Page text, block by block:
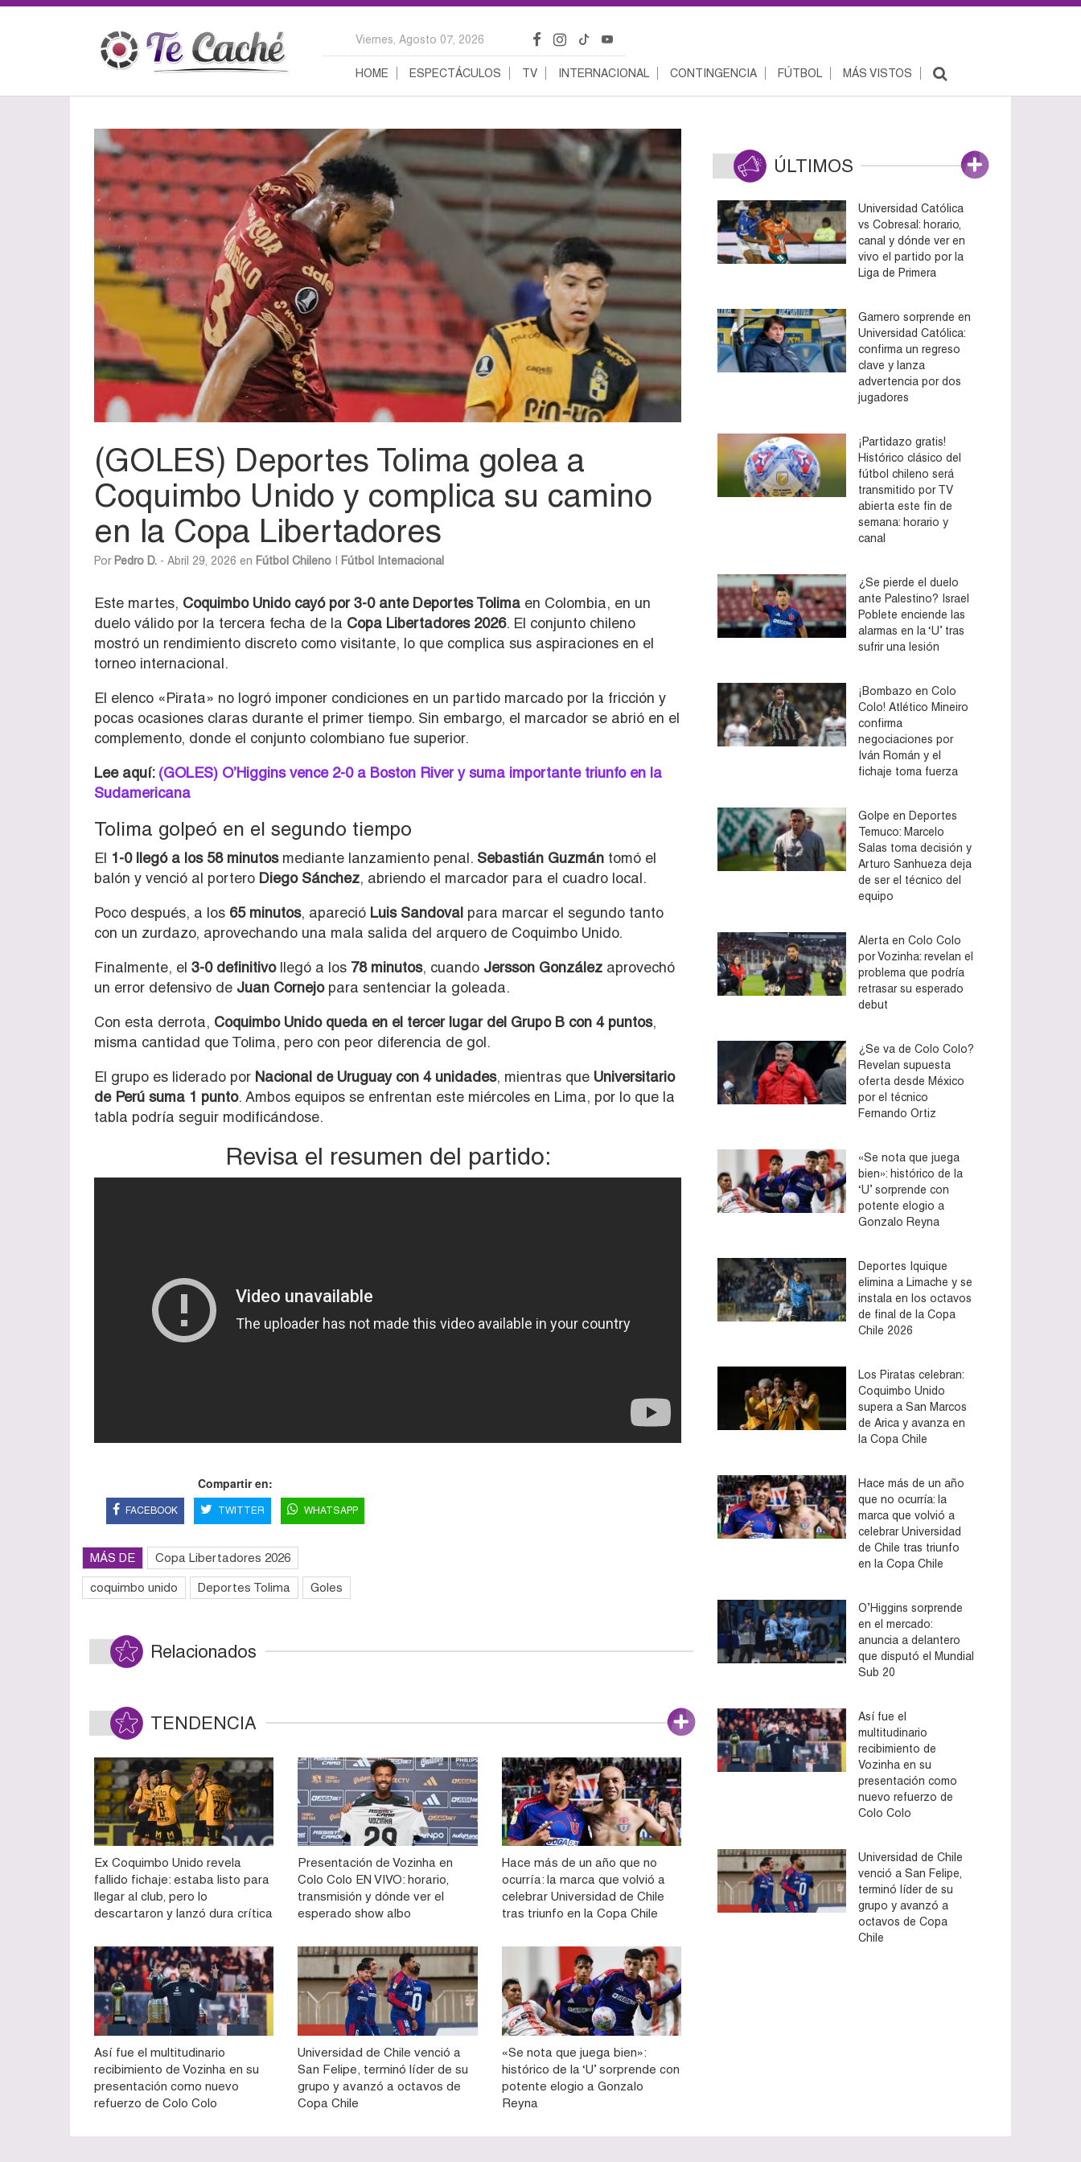
Viernes, Agosto 07, 2026
HOME ESPECTÁCULOS TV INTERNACIONAL CONTINGENCIA FÚTBOL MÁS VISTOS
(GOLES) Deportes Tolima golea a
Coquimbo Unido y complica su camino
en la Copa Libertadores
Por Pedro D. - Abril 29, 2026 en Fútbol Chileno Fútbol Internacional
Este martes, Coquimbo Unido cayó por 3-0 ante Deportes Tolima en Colombia, en un
duelo válido por la tercera fecha de la Copa Libertadores 2026. El conjunto chileno
mostró un rendimiento discreto como visitante, lo que complica sus aspiraciones en el
torneo internacional.
El elenco «Pirata» no logró imponer condiciones en un partido marcado por la fricción y
pocas ocasiones claras durante el primer tiempo. Sin embargo, el marcador se abrió en el
complemento, donde el conjunto colombiano fue superior.
Lee aquí: (GOLES) O’Higgins vence 2-0 a Boston River y suma importante triunfo en la
Sudamericana
Tolima golpeó en el segundo tiempo
El 1-0 llegó a los 58 minutosmediante lanzamiento penal. Sebastián Guzmán tomó el
balón y venció al portero Diego Sánchez, abriendo el marcador para el cuadro local.
Poco después, a los 65 minutos, apareció Luis Sandoval para marcar el segundo tanto
con un zurdazo, aprovechando una mala salida del arquero de Coquimbo Unido.
Finalmente, el 3-0 definitivollegó a los 78 minutos, cuando Jersson González aprovechó
un error defensivo de Juan Cornejopara sentenciar la goleada.
Con esta derrota, Coquimbo Unido queda en el tercer lugar del Grupo B con 4 puntos,
misma cantidad que Tolima, pero con peor diferencia de gol.
El grupo es liderado por Nacional de Uruguay con 4 unidades, mientras que Universitario
de Perú suma 1 punto. Ambos equipos se enfrentan este miércoles en Lima, por lo que la
tabla podría seguir modificándose.
Revisa el resumen del partido:
Compartir en:
FACEBOOK TWITTER WHATSAPP
MÁS DE Copa Libertadores 2026
coquimbo unido Deportes Tolima Goles
Relacionados
TENDENCIA
Ex Coquimbo Unido revela
fallido fichaje: estaba listo para
llegar al club, pero lo
descartaron y lanzó dura crítica
Presentación de Vozinha en
Colo Colo EN VIVO: horario,
transmisión y dónde ver el
esperado show albo
Hace más de un año que no
ocurría: la marca que volvió a
celebrar Universidad de Chile
tras triunfo en la Copa Chile
Así fue el multitudinario
recibimiento de Vozinha en su
presentación como nuevo
refuerzo de Colo Colo
Universidad de Chile venció a
San Felipe, terminó líder de su
grupo y avanzó a octavos de
Copa Chile
«Se nota que juega bien»:
histórico de la ‘U’ sorprende con
potente elogio a Gonzalo
Reyna
ÚLTIMOS
Universidad Católica
vs Cobresal: horario,
canal y dónde ver en
vivo el partido por la
Liga de Primera
Garnero sorprende en
Universidad Católica:
confirma un regreso
clave y lanza
advertencia por dos
jugadores
¡Partidazo gratis!
Histórico clásico del
fútbol chileno será
transmitido por TV
abierta este fin de
semana: horario y
canal
¿Se pierde el duelo
ante Palestino? Israel
Poblete enciende las
alarmas en la ‘U’ tras
sufrir una lesión
¡Bombazo en Colo
Colo! Atlético Mineiro
confirma
negociaciones por
Iván Román y el
fichaje toma fuerza
Golpe en Deportes
Temuco: Marcelo
Salas toma decisión y
Arturo Sanhueza deja
de ser el técnico del
equipo
Alerta en Colo Colo
por Vozinha: revelan el
problema que podría
retrasar su esperado
debut
¿Se va de Colo Colo?
Revelan supuesta
oferta desde México
por el técnico
Fernando Ortiz
«Se nota que juega
bien»: histórico de la
‘U’ sorprende con
potente elogio a
Gonzalo Reyna
Deportes Iquique
elimina a Limache y se
instala en los octavos
de final de la Copa
Chile 2026
Los Piratas celebran:
Coquimbo Unido
supera a San Marcos
de Arica y avanza en
la Copa Chile
Hace más de un año
que no ocurría: la
marca que volvió a
celebrar Universidad
de Chile tras triunfo
en la Copa Chile
O’Higgins sorprende
en el mercado:
anuncia a delantero
que disputó el Mundial
Sub 20
Así fue el
multitudinario
recibimiento de
Vozinha en su
presentación como
nuevo refuerzo de
Colo Colo
Universidad de Chile
venció a San Felipe,
terminó líder de su
grupo y avanzó a
octavos de Copa
Chile